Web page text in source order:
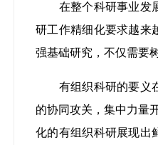
在整个科研事业发展
研工作精细化要求越来
强基础研究，不仅需要
有组织科研的要义在
的协同攻关，集中力量
化的有组织科研展现出